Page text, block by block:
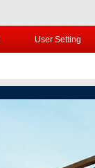
User Setting